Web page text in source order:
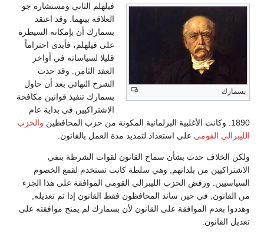
بسمارك
فيلهلم الثاني ومستشاره جو
العلاقة بينهما. وقد اعتقد
بسمارك أن بإمكانه السيطرة
على فيلهلم، فأبدى احتراماً
قليلا لسياساته في أواخر
العقد الثامن. وقد حدث
الشرخ النهائي بعد أن حاول
بسمارك تنفيذ قوانين مكافحة
الاشتراكيين في بداية عام
1890. وكانت الأغلبية البرلمانية المكونة من حزب المحافظين
والحزب
الليبرالي القومي على استعداد لتمديد مدة العمل بالقانون.
ولكن الخلاف حدث بشأن سماح القانون لقوات الشرطة بنفي
الاشتراكيين من بلداتهم, وهي سلطة كانت تستخدم لقمع الخصوم
السياسيين. ورفض الحزب الليبرالي القومي الموافقة على هذا الجزء
من القانون, في حين ساند المحافظون فقط القانون إذا تم تعديله,
وهددوا بعدم الموافقة على القانون لأن بسمارك لم يمنح موافقته على
تعديل القانون.